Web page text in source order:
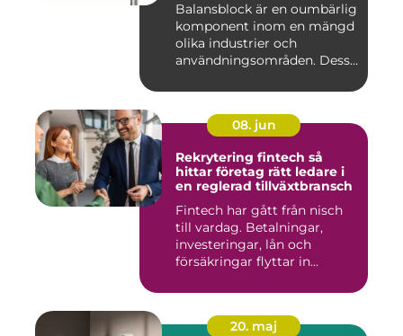
Balansblock är en oumbärlig
komponent inom en mängd
olika industrier och
användningsområden. Dessa
08. jun
Rekrytering fintech så
hittar företag rätt ledare i
en reglerad tillväxtbransch
Fintech har gått från nisch
till vardag. Betalningar,
investeringar, lån och
försäkringar flyttar in...
20. maj